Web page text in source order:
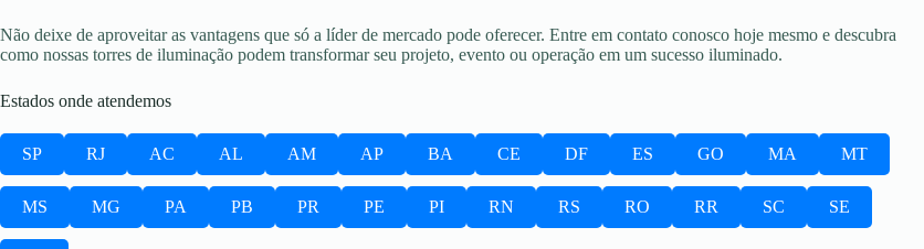
Não deixe de aproveitar as vantagens que só a líder de mercado pode oferecer. Entre em contato conosco hoje mesmo e descubra
como nossas torres de iluminação podem transformar seu projeto, evento ou operação em um sucesso iluminado.
Estados onde atendemos
SP RJ AC AL AM AP BA CE DF ES GO MA MT
MS MG PA PB PR PE PI RN RS RO RR SC SE